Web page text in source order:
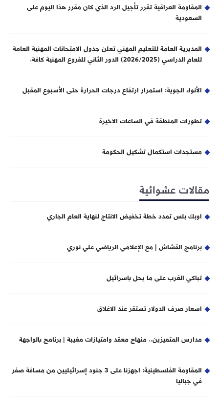
المقاومة العراقية تقرر تأجيل الرد الذي كان مقرر هذا اليوم على
السعودية
المديرية العامة للتعليم المهني تعلن جدول الامتحانات المهنية العامة
للعام الدراسي (2026/2025) الدور الثاني للفروع المهنية كافة.
الأنواء الجوية: استمرار ارتفاع درجات الحرارة حتى الأسبوع المقبل
تطورات المنطقة في الساعات الاخيرة
مستجدات استكمال تشكيل الحكومة
مقالات عشوائية
اوبك بلس تمدد خطة تخفيض الانتاج لنهاية العام الجاري
برنامج القشاش | مع الإعلامي الرياضي علي نوري
تباكي الغرب على ما يحل باسرائيل
اسعار صرف الدولار تستقر عند الاغلاق
مدارس المتميزين.. منهاج معقد وامتيازات مغيبة | برنامج بالواجهة
المقاومة الفلسطينية: اجهزنا على 3 جنود إسرائيليين من مسافة صفر
في جباليا